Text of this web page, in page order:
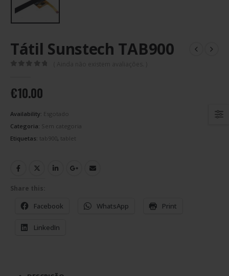
Tátil Sunstech TAB900
€10.00
Availability: Esgotado
Categoria: Sem categoria
Etiquetas: tab900, tablet
Share this:
Facebook WhatsApp Print
LinkedIn